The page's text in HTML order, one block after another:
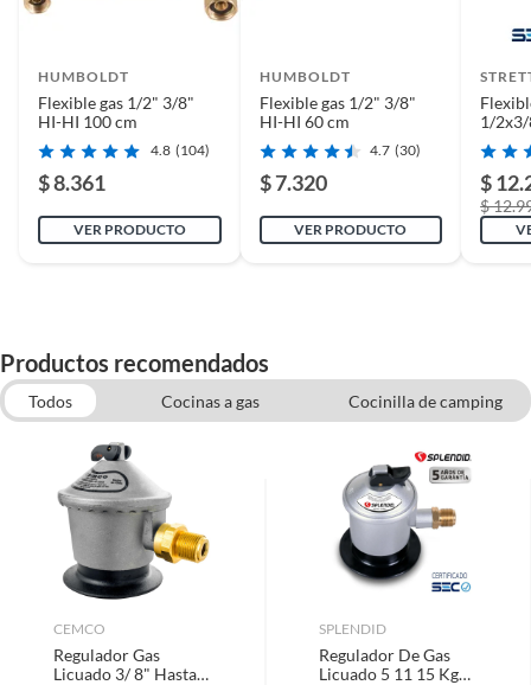
asegurar las conexiones y evitar fugas. Si necesitas
realizar conexiones de cobre o bronce, los fittings de
cobre y bronce son una excelente opción. Recuerda que
la seguridad en las instalaciones de gas es primordial.
Manuales y documentos
Manual de Armado
HUMBOLDT
Flexible gas 1/2" 3/8"
HI-HI 100 cm
4.8 (104)
$ 8.361
VER PRODUCTO
HUMBOLDT
Flexible gas 1/2" 3/8"
HI-HI 60 cm
4.7 (30)
$ 7.320
VER PRODUCTO
1/2x3/
$
$
Productos recomendados
Todos Cocinas a gas
Cocinilla de camping
Teflones y sellos
Flexible de agua
Canerias
CEMCO
Regulador Gas
Licuado 3/ 8" Hasta
SPLENDID
Regulador De Gas
Licuado 5 11 15 Kg